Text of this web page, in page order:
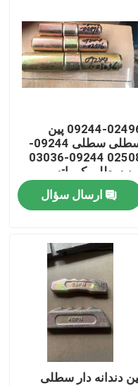
09244-02496 پین
سطلی سطلی 09244-
02508 09244-03036
پین سطلی کوماتسو
ارسال سؤال
دندانه دار سطلی